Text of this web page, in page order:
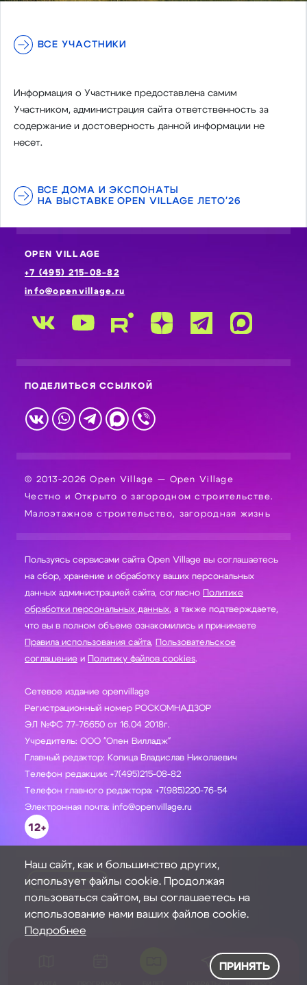
ВСЕ УЧАСТНИКИ
Информация о Участнике предоставлена самим
Участником, администрация сайта ответственность за
содержание и достоверность данной информации не
несет.
ВСЕ ДОМА И ЭКСПОНАТЫ
НА ВЫСТАВКЕ OPEN VILLAGE ЛЕТО'26
OPEN VILLAGE
+7 (495) 215-08-82
info@openvillage.ru
ПОДЕЛИТЬСЯ ССЫЛКОЙ
© 2013-2026 Open Village — Open Village
Честно и Открыто о загородном строительстве.
Малоэтажное строительство, загородная жизнь
Пользуясь сервисами сайта Open Village вы соглашаетесь
на сбор, хранение и обработку ваших персональных
данных администрацией сайта, согласно Политике
обработки персональных данных, а также подтверждаете,
что вы в полном объеме ознакомились и принимаете
Правила использования сайта, Пользовательское
соглашение и Политику файлов cookies.
Сетевое издание openvillage
Регистрационный номер РОСКОМНАДЗОР
ЭЛ №ФС 77-76650 от 16.04 2018г.
Учредитель: ООО "Опен Вилладж"
Главный редактор: Копица Владислав Николаевич
Телефон редакции: +7(495)215-08-82
Телефон главного редактора: +7(985)220-76-54
Электронная почта: info@openvillage.ru
12+
ЗАДАТЬ ВОПРОС
Наш сайт, как и большинство других,
использует файлы cookie. Продолжая
пользоваться сайтом, вы соглашаетесь на
использование нами ваших файлов cookie.
Подробнее
ПРИНЯТЬ